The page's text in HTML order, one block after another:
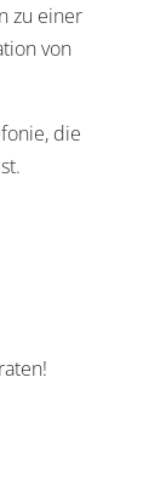
zu einer
von
die